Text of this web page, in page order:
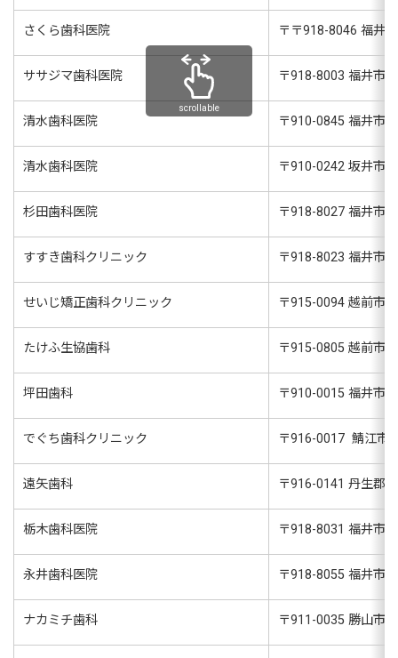
さくら歯科医院 〒 〒918-8046 福井
ササジマ歯科医院 〒918-8003 福井市
清水歯科医院 〒910-0845 福井市
清水歯科医院 〒910-0242 坂井市
杉田歯科医院 〒918-8027 福井市
すすき歯科クリニック 〒918-8023 福井市
せいじ矯正歯科クリニック 〒915-0094 越前市
たけふ生協歯科 〒915-0805 越前市
坪田歯科 〒910-0015 福井市
でぐち歯科クリニック 〒916-0017 鯖江市
遠矢歯科 〒916-0141 丹生郡
栃木歯科医院 〒918-8031 福井市
永井歯科医院 〒918-8055 福井市
ナカミチ歯科 〒911-0035 勝山市
scrollable